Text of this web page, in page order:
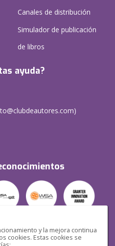
y la mejora continua
cookies. Estas cookies se
Canales de distribución
Simulador de publicación
de libros
ayuda?
)